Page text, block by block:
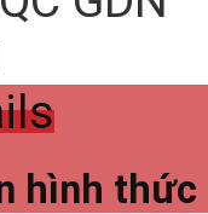
hình thức